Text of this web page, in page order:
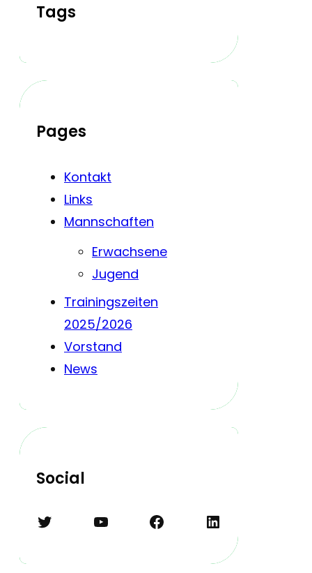
Tags
Pages
Kontakt
Links
Mannschaften
Erwachsene
Jugend
Trainingszeiten
2025/2026
Vorstand
News
Social
Twitter YouTube Facebook LinkedIn